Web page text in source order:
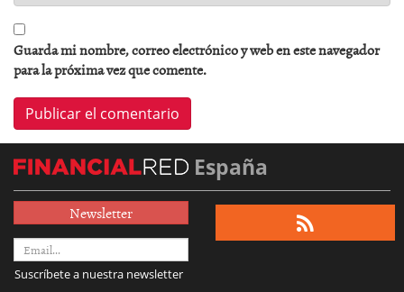
Guarda mi nombre, correo electrónico y web en este navegador
para la próxima vez que comente.
España
Newsletter
Suscríbete a nuestra newsletter